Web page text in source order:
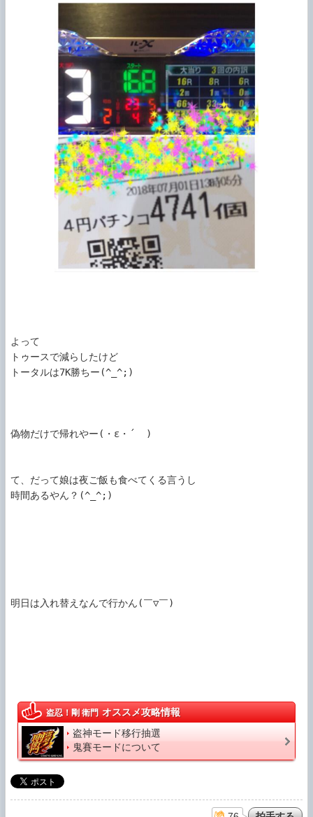
よって
トゥースで減らしたけど
トータルは7K勝ちー(^_^;)
偽物だけで帰れやー(・ε・´  )
て、だって娘は夜ご飯も食べてくる言うし
時間あるやん？(^_^;)
明日は入れ替えなんで行かん(￣▽￣)
盗忍！剛 衛門 オススメ攻略情報
盗神モード移行抽選
鬼賽モードについて